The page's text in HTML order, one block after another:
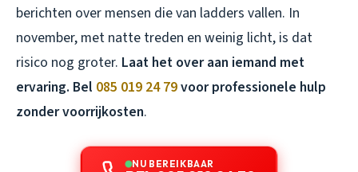
berichten over mensen die van ladders vallen. In
november, met natte treden en weinig licht, is dat
risico nog groter. Laat het over aan iemand met
ervaring. Bel 085 019 24 79voor professionele hulp
zonder voorrijkosten.
NU BEREIKBAAR